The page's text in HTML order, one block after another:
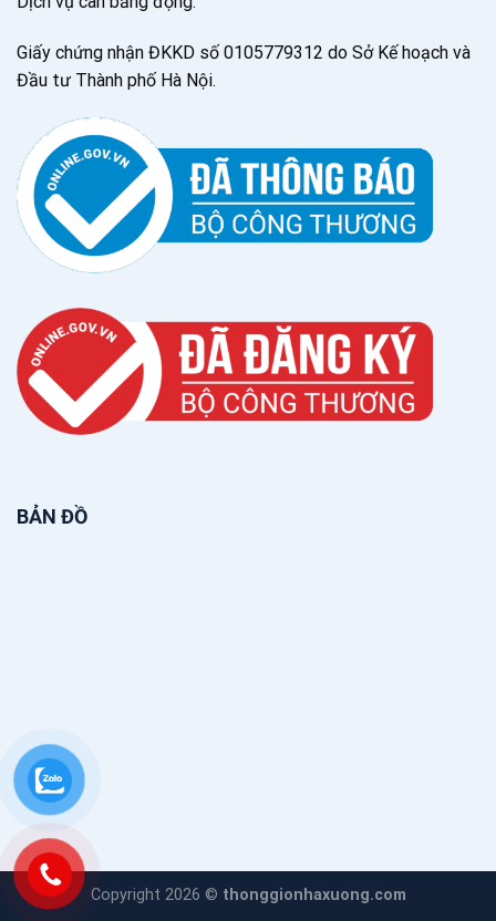
Giấy chứng nhận ĐKKD số 0105779312 do Sở Kế hoạch và
Đầu tư Thành phố Hà Nội.
BẢN ĐỒ
Copyright 2026 © thonggionhaxuong.com